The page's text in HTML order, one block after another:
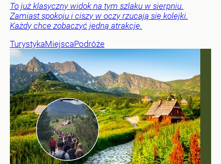
To już klasyczny widok na tym szlaku w sierpniu.
Zamiast spokoju i ciszy w oczy rzucają się kolejki.
Każdy chce zobaczyć jedną atrakcję.
TurystykaMiejscaPodróże